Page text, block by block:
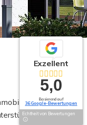
Sie
Exzellent
5,0
Basierend auf
36 Google-Bewertungen
Echtheit von Bewertungen